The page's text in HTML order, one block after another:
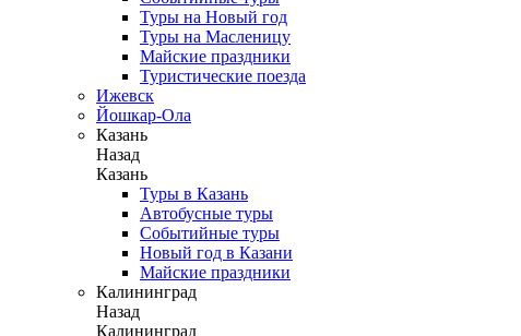
Туры на Новый год
Туры на Масленицу
Майские праздники
Туристические поезда
Ижевск
Йошкар-Ола
Казань
Назад
Казань
Туры в Казань
Автобусные туры
Событийные туры
Новый год в Казани
Майские праздники
Калининград
Назад
Калининград